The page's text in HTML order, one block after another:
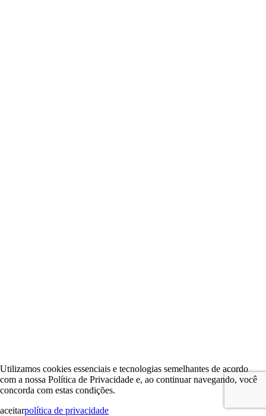
Utilizamos cookies essenciais e tecnologias semelhantes de acordo
com a nossa Política de Privacidade e, ao continuar navegando, você
concorda com estas condições.
aceitarpolítica de privacidade